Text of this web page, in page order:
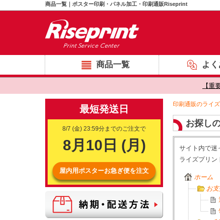
商品一覧｜ポスター印刷・パネル加工・印刷通販Riseprint
商品一覧 よ
【重
印刷通販のライ
お探し
サイト内で迷
ライズプリン
ホーム
お